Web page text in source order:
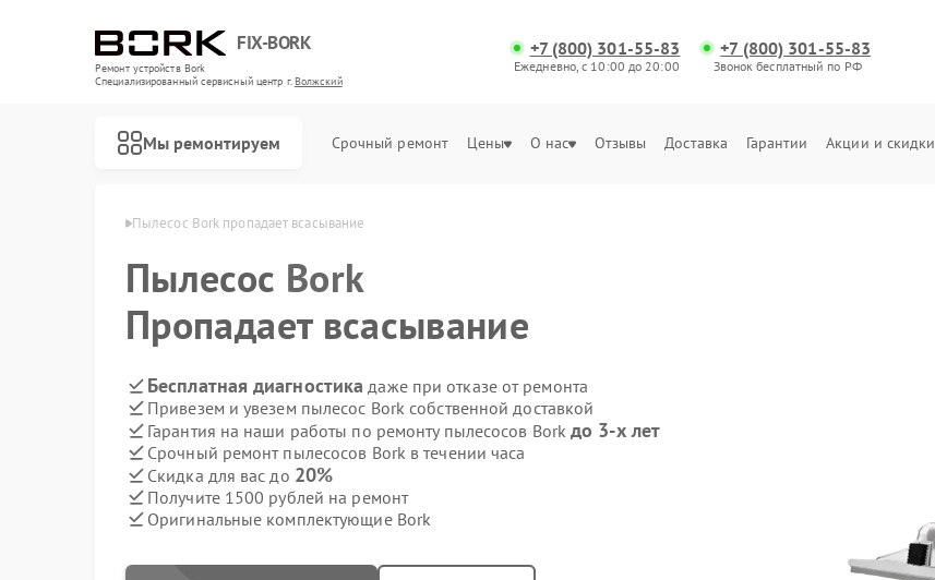
FIX-BORK
Ремонт устройств Bork
Специализированный cервисный центр г.Волжский
+7 (800) 301-55-83
Ежедневно, с 10:00 до 20:00
+7 (800) 301-55-83
Звонок бесплатный по РФ
Мы ремонтируем Срочный ремонт Цены О нас Отзывы Доставка Гарантии Акции и скидки
Пылесос Bork пропадает всасывание
Пылесос Bork
Пропадает всасывание
Бесплатная диагностика даже при отказе от ремонта
Привезем и увезем пылесос Bork собственной доставкой
Гарантия на наши работы по ремонту пылесосов Bork до 3-х лет
Срочный ремонт пылесосов Bork в течении часа
Скидка для вас до 20%
Получите 1500 рублей на ремонт
Оригинальные комплектующие Bork